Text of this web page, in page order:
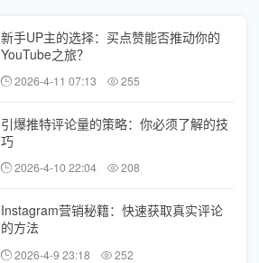
新手UP主的选择：买点赞能否推动你的
YouTube之旅？
2026-4-11 07:13 255
引爆推特评论量的策略：你必须了解的技
巧
2026-4-10 22:04 208
Instagram营销秘籍：快速获取真实评论
的方法
2026-4-9 23:18 252